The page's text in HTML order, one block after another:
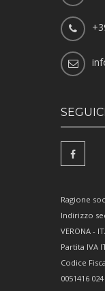
Ragione
Indirizzo
VERONA -
Partita IVA
Codice
0051416 024